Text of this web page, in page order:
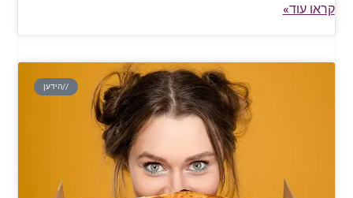
קראו עוד»
//הידען